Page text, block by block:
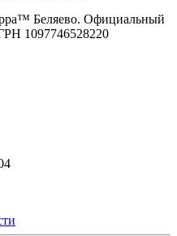
Беляево. Официальный
1097746528220